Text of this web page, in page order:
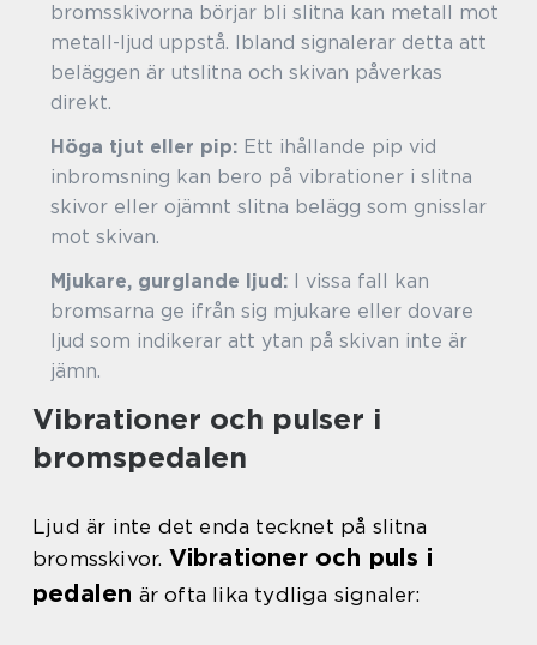
bromsskivorna börjar bli slitna kan metall mot
metall-ljud uppstå. Ibland signalerar detta att
beläggen är utslitna och skivan påverkas
direkt.
Höga tjut eller pip: Ett ihållande pip vid
inbromsning kan bero på vibrationer i slitna
skivor eller ojämnt slitna belägg som gnisslar
mot skivan.
Mjukare, gurglande ljud: I vissa fall kan
bromsarna ge ifrån sig mjukare eller dovare
ljud som indikerar att ytan på skivan inte är
jämn.
Vibrationer och pulser i
bromspedalen
Ljud är inte det enda tecknet på slitna
bromsskivor. Vibrationer och puls i
pedalen är ofta lika tydliga signaler: